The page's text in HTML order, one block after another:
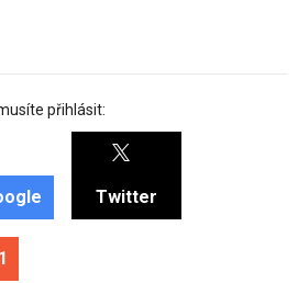
přihlásit:
Twitter
1